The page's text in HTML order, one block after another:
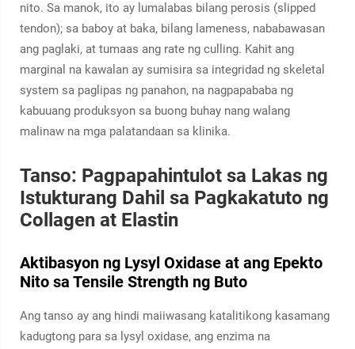
nito. Sa manok, ito ay lumalabas bilang perosis (slipped
tendon); sa baboy at baka, bilang lameness, nababawasan
ang paglaki, at tumaas ang rate ng culling. Kahit ang
marginal na kawalan ay sumisira sa integridad ng skeletal
system sa paglipas ng panahon, na nagpapababa ng
kabuuang produksyon sa buong buhay nang walang
malinaw na mga palatandaan sa klinika.
Tanso: Pagpapahintulot sa Lakas ng
Istukturang Dahil sa Pagkakatuto ng
Collagen at Elastin
Aktibasyon ng Lysyl Oxidase at ang Epekto
Nito sa Tensile Strength ng Buto
Ang tanso ay ang hindi maiiwasang katalitikong kasamang
kadugtong para sa lysyl oxidase, ang enzima na